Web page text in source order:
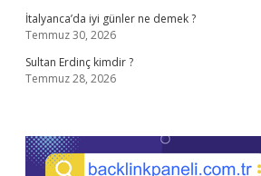
İtalyanca’da iyi günler ne demek ?
Temmuz 30, 2026
Sultan Erdinç kimdir ?
Temmuz 28, 2026